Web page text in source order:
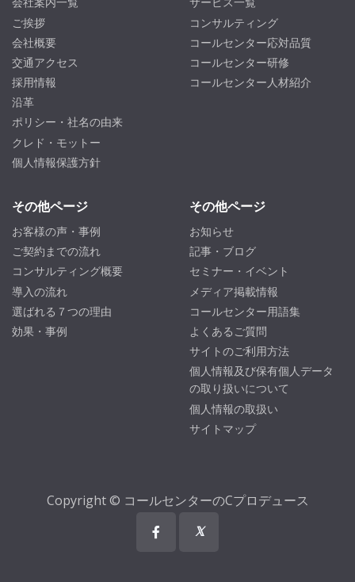
ご挨拶
会社概要
交通アクセス
採用情報
沿革
ポリシー・社名の由来
クレド・モットー
個人情報保護方針
コンサルティング
コールセンター応対品質
コールセンター研修
コールセンター人材紹介
その他ページ
お客様の声・事例
ご契約までの流れ
コンサルティング概要
導入の流れ
選ばれる７つの理由
効果・事例
その他ページ
お知らせ
記事・ブログ
セミナー・イベント
メディア掲載情報
コールセンター用語集
よくあるご質問
サイトのご利用方法
個人情報及び保有個人データ
の取り扱いについて
個人情報の取扱い
サイトマップ
Copyright © コールセンターのCプロデュース